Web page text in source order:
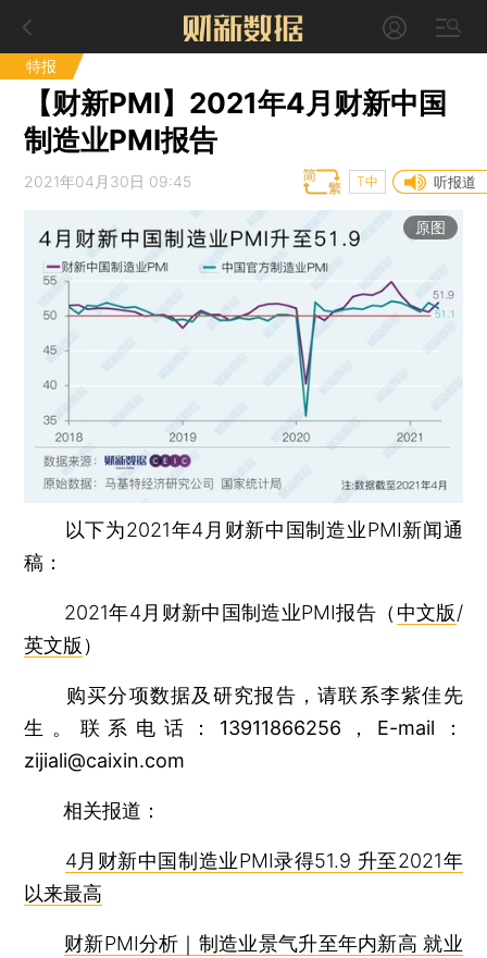
特报
【财新PMI】2021年4月财新中国
制造业PMI报告
2021年04月30日 09:45 听报道
T中
原图
以下为2021年4月财新中国制造业PMI新闻通
稿：
2021年4月财新中国制造业PMI报告（ 中文版/
英文版 ）
购买分项数据及研究报告，请联系李紫佳先
生。联系电话：13911866256，E-mail：
zijiali@caixin.com
相关报道：
4月财新中国制造业PMI录得51.9 升至2021年
以来最高
财新PMI分析｜制造业景气升至年内新高 就业